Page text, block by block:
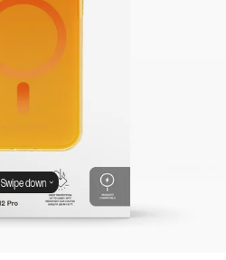
Swipe down